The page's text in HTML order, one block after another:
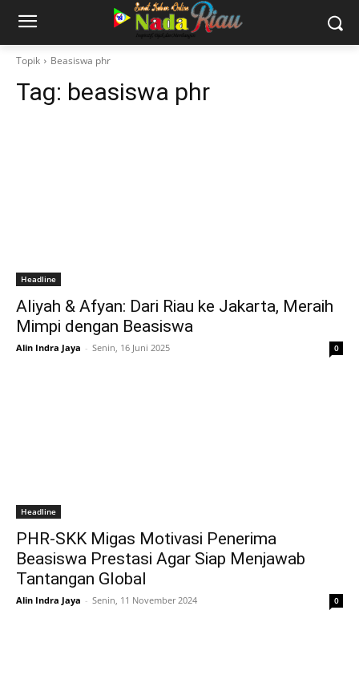
Topik Beasiswa phr
Tag: beasiswa phr
Headline
Aliyah & Afyan: Dari Riau ke Jakarta, Meraih
Mimpi dengan Beasiswa
Alin Indra Jaya - Senin, 16 Juni 2025 0
Headline
PHR-SKK Migas Motivasi Penerima
Beasiswa Prestasi Agar Siap Menjawab
Tantangan Global
Alin Indra Jaya - Senin, 11 November 2024 0